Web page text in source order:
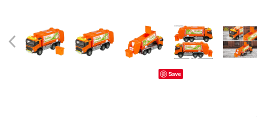
Produse îngrijire copii
Igiena copii
Save